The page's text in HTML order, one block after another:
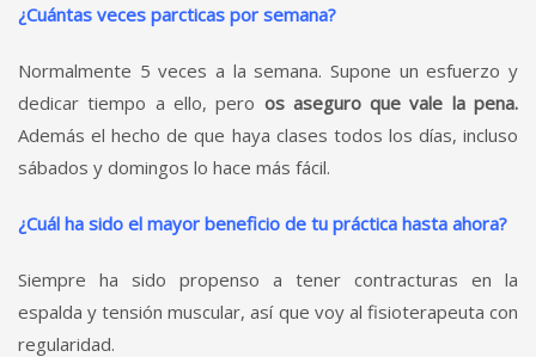
¿Cuántas veces parcticas por semana?
Normalmente 5 veces a la semana. Supone un esfuerzo y
dedicar tiempo a ello, pero os aseguro que vale la pena.
Además el hecho de que haya clases todos los días, incluso
sábados y domingos lo hace más fácil.
¿Cuál ha sido el mayor beneficio de tu práctica hasta ahora?
Siempre ha sido propenso a tener contracturas en la
espalda y tensión muscular, así que voy al fisioterapeuta con
regularidad.